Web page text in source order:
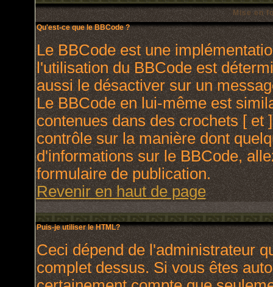
Mise en
Qu'est-ce que le BBCode ?
Le BBCode est une
l'utilisation du BBCode est
aussi le désactiver sur un
Le BBCode en lui-même est
contenues dans des crochets [ et
contrôle sur la manière dont
d'informations sur le BBCode,
formulaire de publication.
Revenir en haut de page
Puis-je utiliser le HTML?
Ceci dépend de l'administrateur
complet dessus. Si vous êtes